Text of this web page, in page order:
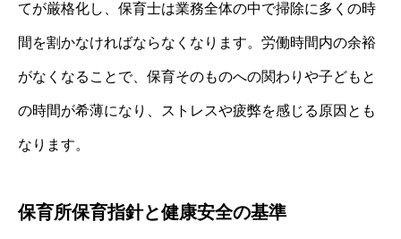
てが厳格化し、保育士は業務全体の中で掃除に多くの時
間を割かなければならなくなります。労働時間内の余裕
がなくなることで、保育そのものへの関わりや子どもと
の時間が希薄になり、ストレスや疲弊を感じる原因とも
なります。
保育所保育指針と健康安全の基準